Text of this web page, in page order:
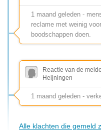
1 maand geleden -
reclame met weinig
boodschappen doen.
Reactie van de
Heijningen
1 maand geleden -
Alle klachten die gemeld